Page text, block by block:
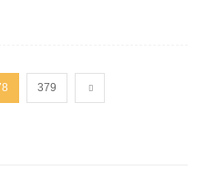
379